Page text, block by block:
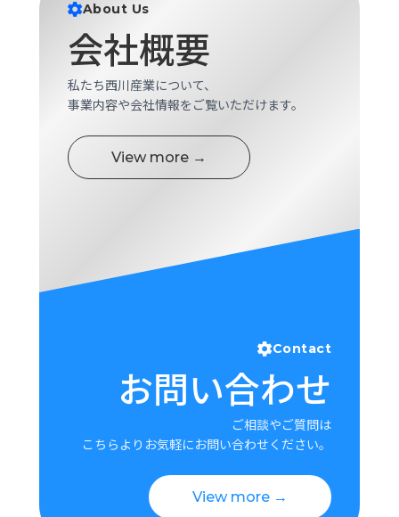
About Us
会社概要
私たち西川産業について、
事業内容や会社情報をご覧いただけます。
View more →
Contact
お問い合わせ
ご相談やご質問は
こちらよりお気軽にお問い合わせください。
View more →